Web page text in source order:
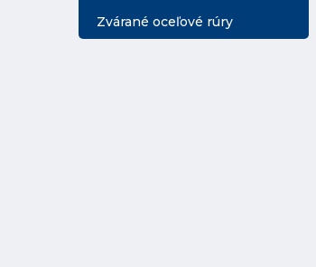
Zvárané oceľové rúry